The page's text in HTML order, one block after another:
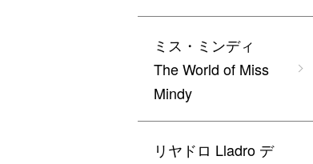
ミス・ミンディ
The World of Miss
Mindy
リヤドロ Lladro デ